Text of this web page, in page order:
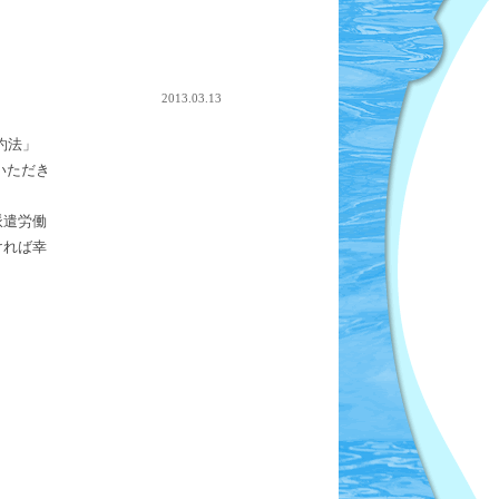
2013.03.13
」
ただき
労働
ば幸